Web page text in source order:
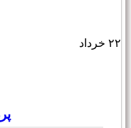
۲۲ خرداد